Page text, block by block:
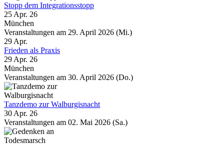
Stopp dem Integrationsstopp
25 Apr. 26
München
Veranstaltungen am 29. April 2026 (Mi.)
29 Apr.
Frieden als Praxis
29 Apr. 26
München
Veranstaltungen am 30. April 2026 (Do.)
Tanzdemo zur Walburgisnacht
30 Apr. 26
Veranstaltungen am 02. Mai 2026 (Sa.)